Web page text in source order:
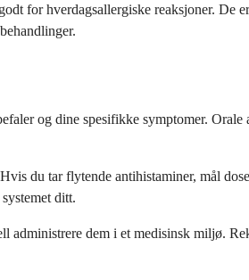
for hverdagsallergiske reaksjoner.
og dine spesifikke symptomer.
du tar flytende antihistaminer, mål
ditt.
administrere dem i et medisinsk miljø.